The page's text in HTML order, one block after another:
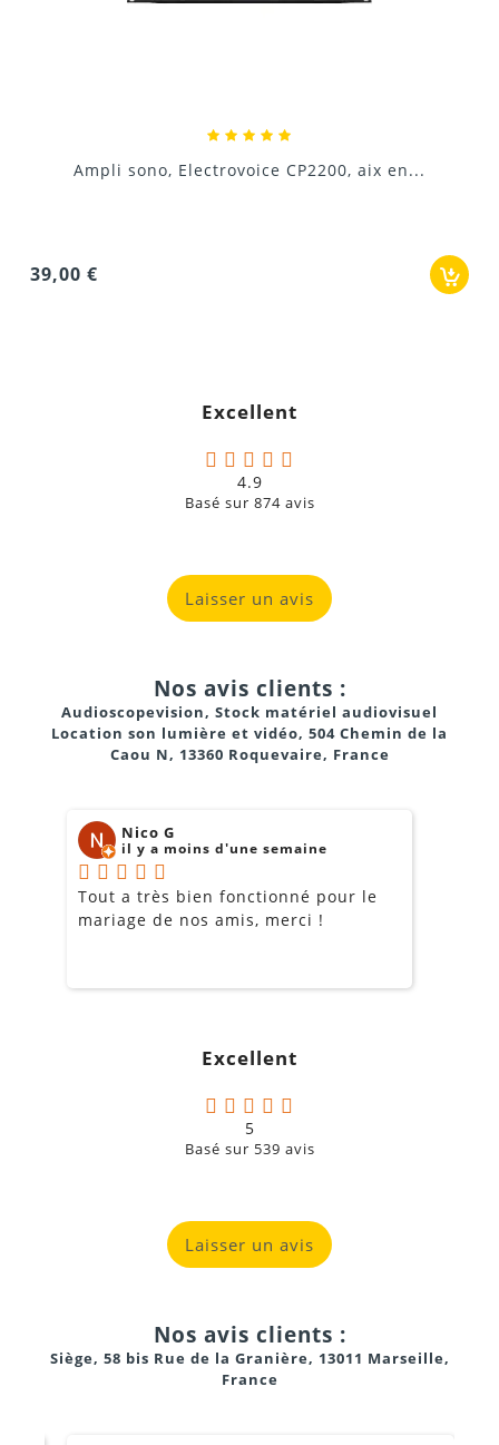
Excellent
4.9
Basé sur 874avis
Laisser un avis
Nos avis clients :
Audioscopevision, Stock matériel audiovisuel
Location son lumière et vidéo, 504 Chemin de la
Caou N, 13360 Roquevaire, France
Nico G
il y a moins d'une semaine
Tout a très bien fonctionné pour le
mariage de nos amis, merci !
Excellent
5
Basé sur 539 avis
Laisser un avis
Nos avis clients :
Siège, 58 bis Rue de la Granière, 13011 Marseille,
France